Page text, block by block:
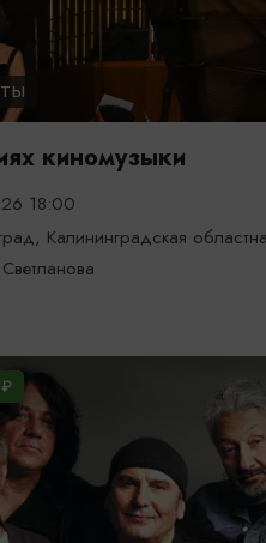
киномузыки
18:00
Калининградская